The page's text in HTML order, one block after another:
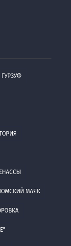
ГУРЗУФ
МАЯК